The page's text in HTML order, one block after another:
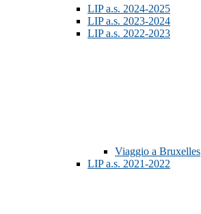
LIP a.s. 2024-2025
LIP a.s. 2023-2024
LIP a.s. 2022-2023
Viaggio a Bruxelles
LIP a.s. 2021-2022